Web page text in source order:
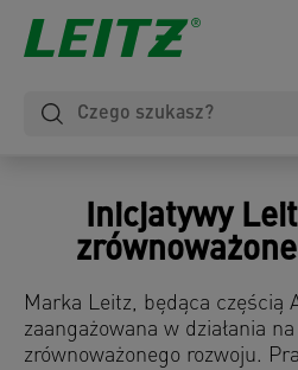
Inicjatywy
Marka Leitz, będąca częścią
zaangażowana w działania
zrównoważonego rozwoju.